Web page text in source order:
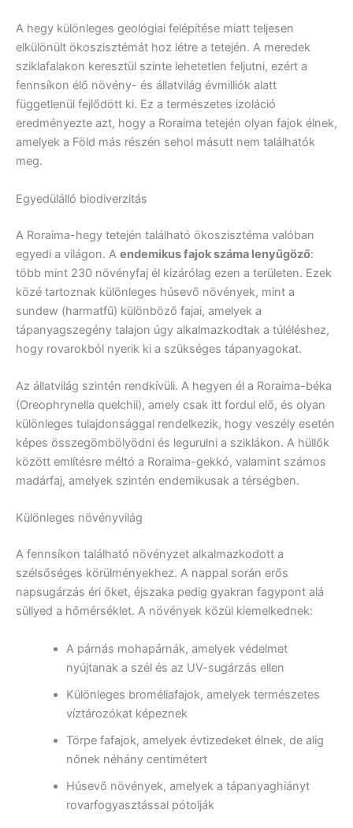
A hegy különleges geológiai felépítése miatt teljesen
elkülönült ökoszisztémát hoz létre a tetején. A meredek
sziklafalakon keresztül szinte lehetetlen feljutni, ezért a
fennsíkon élő növény- és állatvilág évmilliók alatt
függetlenül fejlődött ki. Ez a természetes izoláció
eredményezte azt, hogy a Roraima tetején olyan fajok élnek,
amelyek a Föld más részén sehol másutt nem találhatók
meg.
Egyedülálló biodiverzitás
A Roraima-hegy tetején található ökoszisztéma valóban
egyedi a világon. A endemikus fajok száma lenyűgöző:
több mint 230 növényfaj él kizárólag ezen a területen. Ezek
közé tartoznak különleges húsevő növények, mint a
sundew (harmatfű) különböző fajai, amelyek a
tápanyagszegény talajon úgy alkalmazkodtak a túléléshez,
hogy rovarokból nyerik ki a szükséges tápanyagokat.
Az állatvilág szintén rendkívüli. A hegyen él a Roraima-béka
(Oreophrynella quelchii), amely csak itt fordul elő, és olyan
különleges tulajdonsággal rendelkezik, hogy veszély esetén
képes összegömbölyödni és legurulni a sziklákon. A hüllők
között említésre méltó a Roraima-gekkó, valamint számos
madárfaj, amelyek szintén endemikusak a térségben.
Különleges növényvilág
A fennsíkon található növényzet alkalmazkodott a
szélsőséges körülményekhez. A nappal során erős
napsugárzás éri őket, éjszaka pedig gyakran fagypont alá
süllyed a hőmérséklet. A növények közül kiemelkednek:
A párnás mohapárnák, amelyek védelmet
nyújtanak a szél és az UV-sugárzás ellen
Különleges broméliafajok, amelyek természetes
víztározókat képeznek
Törpe fafajok, amelyek évtizedeket élnek, de alig
nőnek néhány centimétert
Húsevő növények, amelyek a tápanyaghiányt
rovarfogyasztással pótolják